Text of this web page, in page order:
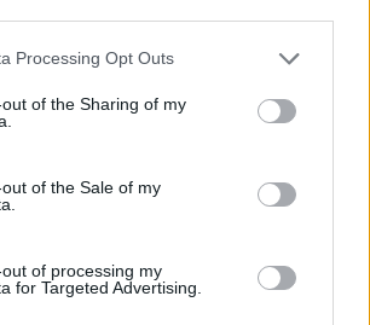
Processing Opt Outs
of the Sharing of my
of the Sale of my
of processing my
for Targeted Advertising.